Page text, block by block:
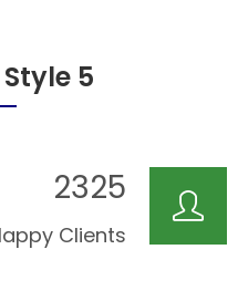
5
2500
Clients